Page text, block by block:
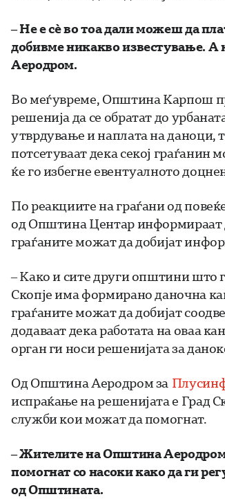
– Не е сè во тоа дали можеш да
добивме никакво известување. А
Аеродром.
Во меѓувреме, Општина Карпош
решенија да се обратат до
утврдување и наплата на даноци,
потсетуваат дека секој граѓанин
ќе го избегне евентуалното
По реакциите на граѓани од
од Општина Центар информираат
граѓаните можат да добијат
– Како и сите други општини што
Скопје има формирано даночна
граѓаните можат да добијат
додаваат дека работата на оваа
орган ги носи решенијата за
Од Општина Аеродром за
испраќање на решенијата е Град
служби кои можат да помогнат.
– Жителите на Општина
помогнат со насоки како да ги
од Општината.